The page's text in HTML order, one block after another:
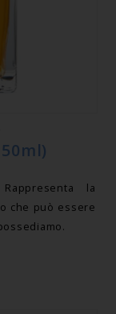
la
che può essere